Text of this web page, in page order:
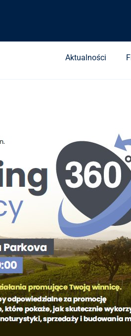
Aktualności